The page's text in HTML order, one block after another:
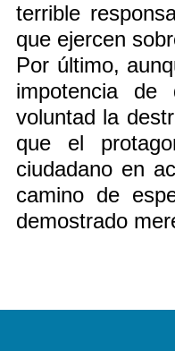
terrible
que ejercen
Por último,
impotencia
voluntad la
que el
ciudadano en
camino de
demostrado